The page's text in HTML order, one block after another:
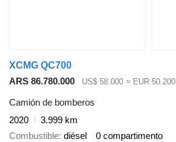
XCMG QC700
ARS 86.780.000
US$ 58.000 ≈ EUR 50.200
Camión de bomberos
2020
3.999 km
Combustible diésel 0 compartimento